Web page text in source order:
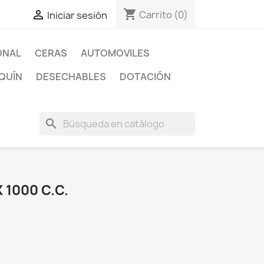
 Iniciar sesión shopping_cart Carrito (0)
CERAS
AUTOMOVILES
DESECHABLES
DOTACIÓN
search
1000 C.C.